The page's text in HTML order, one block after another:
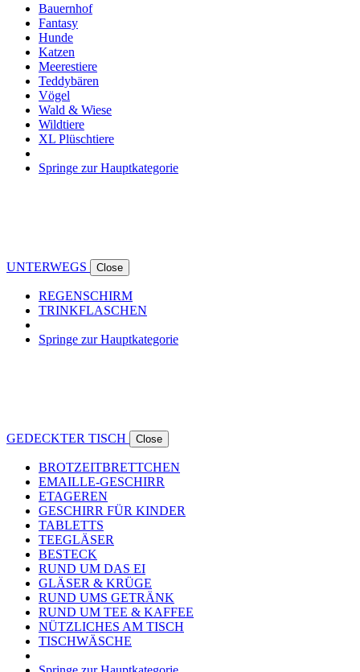
Bauernhof
Fantasy
Hunde
Katzen
Meerestiere
Teddybären
Vögel
Wald & Wiese
Wildtiere
XL Plüschtiere
Springe zur Hauptkategorie
UNTERWEGS Close
REGENSCHIRM
TRINKFLASCHEN
Springe zur Hauptkategorie
GEDECKTER TISCH Close
BROTZEITBRETTCHEN
EMAILLE-GESCHIRR
ETAGEREN
GESCHIRR FÜR KINDER
TABLETTS
TEEGLÄSER
BESTECK
RUND UM DAS EI
GLÄSER & KRÜGE
RUND UMS GETRÄNK
RUND UM TEE & KAFFEE
NÜTZLICHES AM TISCH
TISCHWÄSCHE